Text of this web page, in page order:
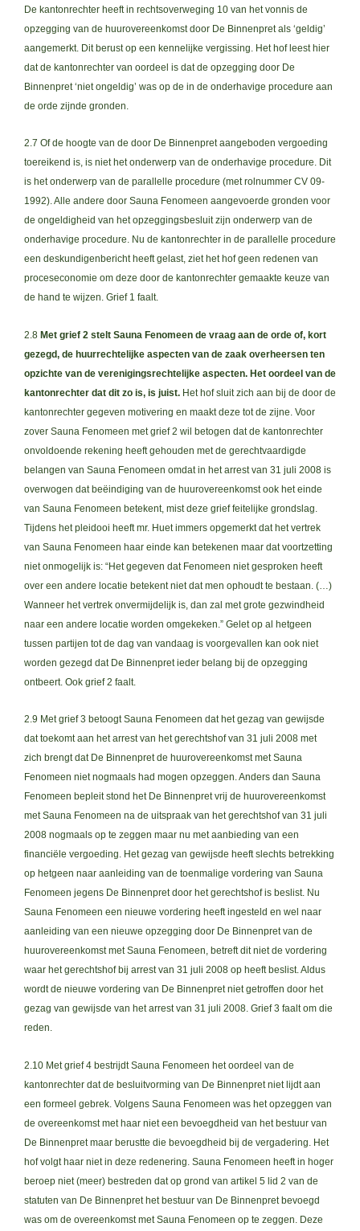
De kantonrechter heeft in rechtsoverweging 10 van het vonnis de
opzegging van de huurovereenkomst door De Binnenpret als ‘geldig’
aangemerkt. Dit berust op een kennelijke vergissing. Het hof leest hier
dat de kantonrechter van oordeel is dat de opzegging door De
Binnenpret ‘niet ongeldig’ was op de in de onderhavige procedure aan
de orde zijnde gronden.
2.7 Of de hoogte van de door De Binnenpret aangeboden vergoeding
toereikend is, is niet het onderwerp van de onderhavige procedure. Dit
is het onderwerp van de parallelle procedure (met rolnummer CV 09-
1992). Alle andere door Sauna Fenomeen aangevoerde gronden voor
de ongeldigheid van het opzeggingsbesluit zijn onderwerp van de
onderhavige procedure. Nu de kantonrechter in de parallelle procedure
een deskundigenbericht heeft gelast, ziet het hof geen redenen van
proceseconomie om deze door de kantonrechter gemaakte keuze van
de hand te wijzen. Grief 1 faalt.
2.8 Met grief 2 stelt Sauna Fenomeen de vraag aan de orde of, kort
gezegd, de huurrechtelijke aspecten van de zaak overheersen ten
opzichte van de verenigingsrechtelijke aspecten. Het oordeel van de
kantonrechter dat dit zo is, is juist. Het hof sluit zich aan bij de door de
kantonrechter gegeven motivering en maakt deze tot de zijne. Voor
zover Sauna Fenomeen met grief 2 wil betogen dat de kantonrechter
onvoldoende rekening heeft gehouden met de gerechtvaardigde
belangen van Sauna Fenomeen omdat in het arrest van 31 juli 2008 is
overwogen dat beëindiging van de huurovereenkomst ook het einde
van Sauna Fenomeen betekent, mist deze grief feitelijke grondslag.
Tijdens het pleidooi heeft mr. Huet immers opgemerkt dat het vertrek
van Sauna Fenomeen haar einde kan betekenen maar dat voortzetting
niet onmogelijk is: “Het gegeven dat Fenomeen niet gesproken heeft
over een andere locatie betekent niet dat men ophoudt te bestaan. (…)
Wanneer het vertrek onvermijdelijk is, dan zal met grote gezwindheid
naar een andere locatie worden omgekeken.” Gelet op al hetgeen
tussen partijen tot de dag van vandaag is voorgevallen kan ook niet
worden gezegd dat De Binnenpret ieder belang bij de opzegging
ontbeert. Ook grief 2 faalt.
2.9 Met grief 3 betoogt Sauna Fenomeen dat het gezag van gewijsde
dat toekomt aan het arrest van het gerechtshof van 31 juli 2008 met
zich brengt dat De Binnenpret de huurovereenkomst met Sauna
Fenomeen niet nogmaals had mogen opzeggen. Anders dan Sauna
Fenomeen bepleit stond het De Binnenpret vrij de huurovereenkomst
met Sauna Fenomeen na de uitspraak van het gerechtshof van 31 juli
2008 nogmaals op te zeggen maar nu met aanbieding van een
financiële vergoeding. Het gezag van gewijsde heeft slechts betrekking
op hetgeen naar aanleiding van de toenmalige vordering van Sauna
Fenomeen jegens De Binnenpret door het gerechtshof is beslist. Nu
Sauna Fenomeen een nieuwe vordering heeft ingesteld en wel naar
aanleiding van een nieuwe opzegging door De Binnenpret van de
huurovereenkomst met Sauna Fenomeen, betreft dit niet de vordering
waar het gerechtshof bij arrest van 31 juli 2008 op heeft beslist. Aldus
wordt de nieuwe vordering van De Binnenpret niet getroffen door het
gezag van gewijsde van het arrest van 31 juli 2008. Grief 3 faalt om die
reden.
2.10 Met grief 4 bestrijdt Sauna Fenomeen het oordeel van de
kantonrechter dat de besluitvorming van De Binnenpret niet lijdt aan
een formeel gebrek. Volgens Sauna Fenomeen was het opzeggen van
de overeenkomst met haar niet een bevoegdheid van het bestuur van
De Binnenpret maar berustte die bevoegdheid bij de vergadering. Het
hof volgt haar niet in deze redenering. Sauna Fenomeen heeft in hoger
beroep niet (meer) bestreden dat op grond van artikel 5 lid 2 van de
statuten van De Binnenpret het bestuur van De Binnenpret bevoegd
was om de overeenkomst met Sauna Fenomeen op te zeggen. Deze